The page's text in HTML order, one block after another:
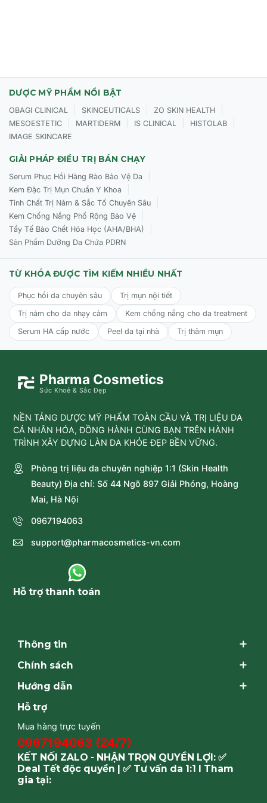
ĐỐI TƯỢNG SỬ DỤNG CỦA OSMOSIS REMEDY MD
HEALING BALM
Da nhạy cảm, dễ kích ứng, mẩn đỏ.
Da đang cần phục hồi sau các liệu trình xâm lấn (laser,
peel, phi kim).
BALM
Sử dụng như Mặt nạ: Thoa một lớp mỏng và để trên da
trong 5-15 phút, sau đó nhẹ nhàng lau hoặc rửa sạch.
Sử dụng như Mặt nạ ngủ/Dưỡng chuyên sâu:Thoa một
DƯỢC MỸ PHẨM NỔI BẬT
OBAGI CLINICAL SKINCEUTICALS ZO SKIN HEALTH
MESOESTETIC MARTIDERM IS CLINICAL HISTOLAB
IMAGE SKINCARE
GIẢI PHÁP ĐIỀU TRỊ BÁN CHẠY
Serum Phục Hồi Hàng Rào Bảo Vệ Da
Kem Đặc Trị Mụn Chuẩn Y Khoa
Tinh Chất Trị Nám & Sắc Tố Chuyên Sâu
Kem Chống Nắng Phổ Rộng Bảo Vệ
Tẩy Tế Bào Chết Hóa Học (AHA/BHA)
Sản Phẩm Dưỡng Da Chứa PDRN
TỪ KHÓA ĐƯỢC TÌM KIẾM NHIỀU NHẤT
Phục hồi da chuyên sâu
Trị mụn nội tiết
Trị nám cho da nhạy cảm
Kem chống nắng cho da treatment
Serum HA cấp nước
Peel da tại nhà Trị thâm mụn
Pharma Cosmetics
Sức Khoẻ & Sắc Đẹp
NỀN TẢNG DƯỢC MỸ PHẨM TOÀN CẦU VÀ TRỊ LIỆU DA
CÁ NHÂN HÓA, ĐỒNG HÀNH CÙNG BẠN TRÊN HÀNH
TRÌNH XÂY DỰNG LÀN DA KHỎE ĐẸP BỀN VỮNG.
Phòng trị liệu da chuyên nghiệp 1:1 (Skin Health
Beauty) Địa chỉ: Số 44 Ngõ 897 Giải Phóng, Hoàng
Mai, Hà Nội
0967194063
support@pharmacosmetics-vn.com
Hỗ trợ thanh toán
Thông tin
Chính sách
Hướng dẫn
Hỗ trợ
Mua hàng trực tuyến
0967194063 (24/7)
KẾT NỐI ZALO - NHẬN TRỌN QUYỀN LỢI: ✅
Deal Tết độc quyền | ✅ Tư vấn da 1:1 I Tham
gia tại: